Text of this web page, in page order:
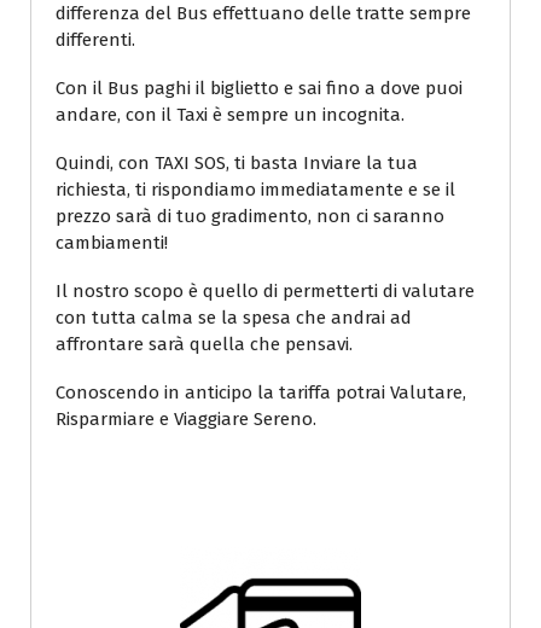
differenza del Bus effettuano delle tratte sempre
differenti.
Con il Bus paghi il biglietto e sai fino a dove puoi
andare, con il Taxi è sempre un incognita.
Quindi, con TAXI SOS, ti basta Inviare la tua
richiesta, ti rispondiamo immediatamente e se il
prezzo sarà di tuo gradimento, non ci saranno
cambiamenti!
Il nostro scopo è quello di permetterti di valutare
con tutta calma se la spesa che andrai ad
affrontare sarà quella che pensavi.
Conoscendo in anticipo la tariffa potrai Valutare,
Risparmiare e Viaggiare Sereno.